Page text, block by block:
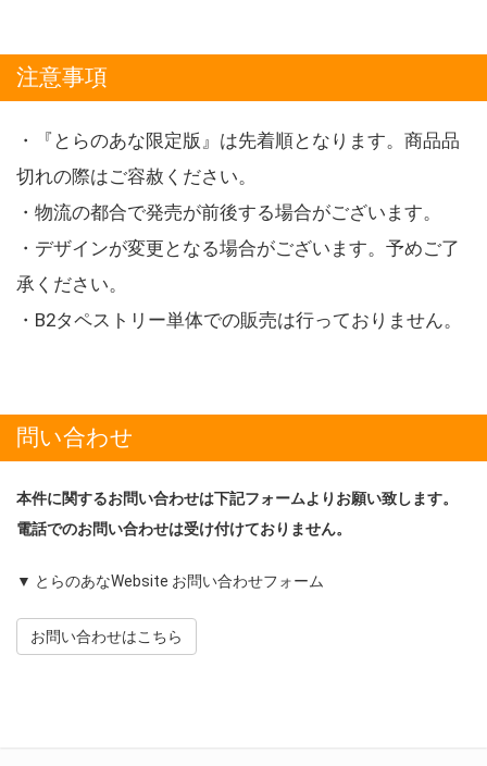
注意事項
・『とらのあな限定版』は先着順となります。商品品
切れの際はご容赦ください。
・物流の都合で発売が前後する場合がございます。
・デザインが変更となる場合がございます。予めご了
承ください。
・B2タペストリー単体での販売は行っておりません。
問い合わせ
本件に関するお問い合わせは下記フォームよりお願い致します。
電話でのお問い合わせは受け付けておりません。
▼ とらのあなWebsite お問い合わせフォーム
お問い合わせはこちら